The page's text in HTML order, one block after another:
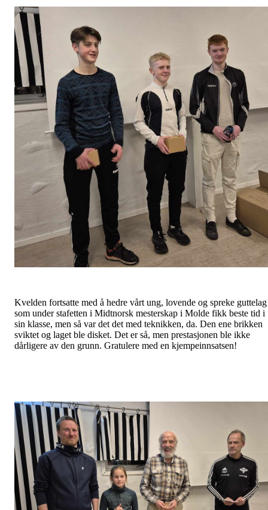
Kvelden fortsatte med å hedre vårt ung, lovende og spreke guttelag
som under stafetten i Midtnorsk mesterskap i Molde fikk beste tid i
sin klasse, men så var det det med teknikken, da. Den ene brikken
sviktet og laget ble disket. Det er så, men prestasjonen ble ikke
dårligere av den grunn. Gratulere med en kjempeinnsatsen!